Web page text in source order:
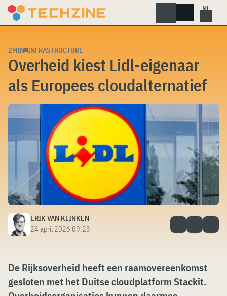
Skip
2MIN INFRASTRUCTURE
Overheid kiest Lidl-eigenaar
als Europees cloudalternatief
ERIK VAN KLINKEN
24 april 2026 09:23
De Rijksoverheid heeft een raamovereenkomst
gesloten met het Duitse cloudplatform Stackit.